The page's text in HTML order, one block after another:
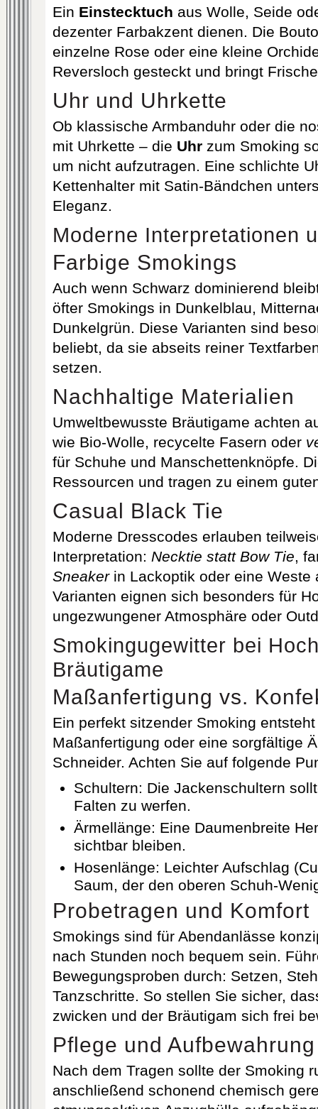
Ein Einstecktuch aus Wolle, Seide
dezenter Farbakzent dienen. Die
einzelne Rose oder eine kleine
Reversloch gesteckt und bringt
Uhr und Uhrkette
Ob klassische Armbanduhr oder die
mit Uhrkette – die Uhr zum Smoking
um nicht aufzutragen. Eine schlichte
Kettenhalter mit Satin‐Bändchen
Eleganz.
Moderne Interpretationen
Farbige Smokings
Auch wenn Schwarz dominierend
öfter Smokings in Dunkelblau,
Dunkelgrün. Diese Varianten sind
beliebt, da sie abseits reiner
setzen.
Nachhaltige Materialien
Umweltbewusste Bräutigame achten
wie Bio‐Wolle, recycelte Fasern oder
für Schuhe und Manschettenknöpfe.
Ressourcen und tragen zu einem
Casual Black Tie
Moderne Dresscodes erlauben
Interpretation: Necktie statt Bow Tie,
Sneakerin Lackoptik oder eine Weste
Varianten eignen sich besonders für
ungezwungener Atmosphäre oder
Smokingugewitter bei
Bräutigame
Maßanfertigung vs.
Ein perfekt sitzender Smoking
Maßanfertigung oder eine sorgfältige
Schneider. Achten Sie auf folgende
Schultern: Die Jackenschultern
Falten zu werfen.
Ärmellänge: Eine Daumenbreite
sichtbar bleiben.
Hosenlänge: Leichter Aufschlag
Saum, der den oberen
Probetragen und Komfort
Smokings sind für Abendanlässe
nach Stunden noch bequem sein.
Bewegungsproben durch: Setzen,
Tanzschritte. So stellen Sie sicher,
zwicken und der Bräutigam sich frei
Pflege und Aufbewahrung
Nach dem Tragen sollte der Smoking
anschließend schonend chemisch